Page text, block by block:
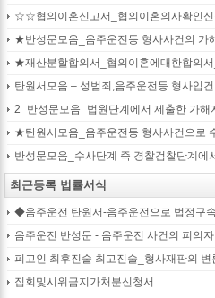
★재산분할합의서_협의이혼에대한합의
2_반성문모음_법원단계에서 제출한 가
반성문모음_수사단계 즉 경찰검찰단계
최근등록 법률서식
집회및시위금지가처분신청서